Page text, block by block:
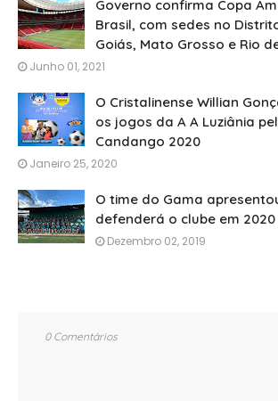
Governo confirma Copa
Brasil, com sedes no
Goiás, Mato Grosso e Rio
Junho 01, 2021
O Cristalinense Willian
os jogos da A A Luziânia
Candango 2020
Janeiro 25, 2020
O time do Gama
defenderá o clube em 2020
Dezembro 02, 2019
0 Comentários